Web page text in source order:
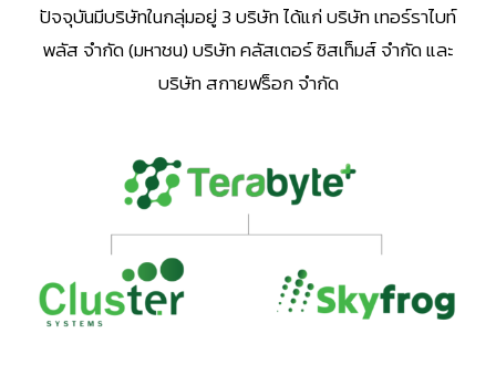
ปัจจุบันมีบริษัทในกลุ่มอยู่ 3 บริษัท ได้แก่ บริษัท เทอร์ราไบท์
พลัส จำกัด (มหาชน) บริษัท คลัสเตอร์ ซิสเท็มส์ จำกัด และ
บริษัท สกายฟร็อก จำกัด